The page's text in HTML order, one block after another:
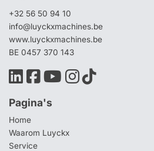
+32 56 50 94 10
info@luyckxmachines.be
www.luyckxmachines.be
BE 0457 370 143
Pagina's
Home
Waarom Luyckx
Service